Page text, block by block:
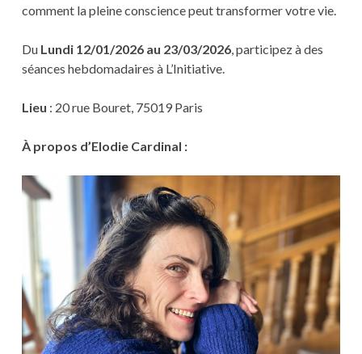
comment la pleine conscience peut transformer votre vie.
Du Lundi 12/01/2026 au 23/03/2026, participez à des
séances hebdomadaires à L’Initiative.
Lieu : 20 rue Bouret, 75019 Paris
À propos d’Elodie Cardinal :